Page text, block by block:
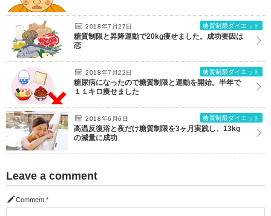
2018年7月27日 糖質制限ダイエット
糖質制限と昇降運動で20kg痩せました。成功要因は
恋
2018年7月22日 糖質制限ダイエット
糖尿病になったので糖質制限と運動を開始。半年で
１１キロ痩せました
2018年6月6日 糖質制限ダイエット
高温反復浴と夜だけ糖質制限を3ヶ月実践し、13kg
の減量に成功
Leave a comment
Comment *